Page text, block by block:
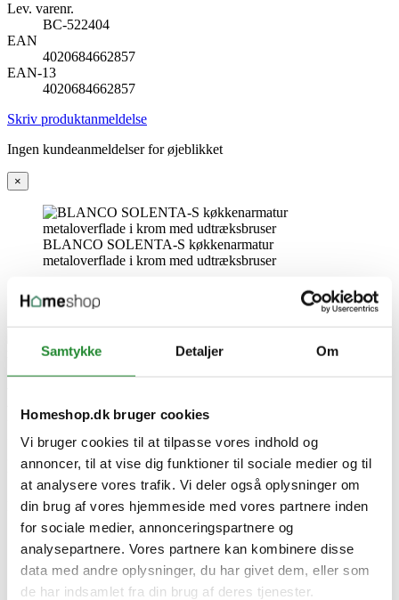
Samtykke Detaljer Om
Homeshop.dk bruger cookies
Vi bruger cookies til at tilpasse vores indhold og
annoncer, til at vise dig funktioner til sociale medier og til
at analysere vores trafik. Vi deler også oplysninger om
din brug af vores hjemmeside med vores partnere inden
for sociale medier, annonceringspartnere og
analysepartnere. Vores partnere kan kombinere disse
data med andre oplysninger, du har givet dem, eller som
de har indsamlet fra din brug af deres tjenester.
Lev. varenr.
BC-522404
EAN
4020684662857
EAN-13
4020684662857
Skriv produktanmeldelse
Ingen kundeanmeldelser for øjeblikket
×
BLANCO SOLENTA-S køkkenarmatur
metaloverflade i krom med udtræksbruser
køkkenarmatur metaloverflade
i krom med udtræksbruser
DKK 5.072,00Inkl. moms